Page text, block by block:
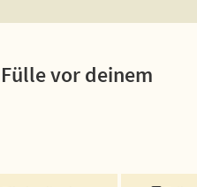
vor deinem